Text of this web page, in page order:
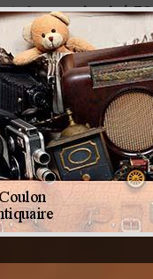
Achat antiquité 79